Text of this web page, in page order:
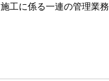
工に係る一連の管理業務